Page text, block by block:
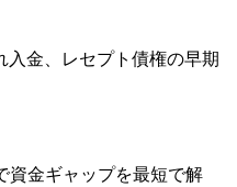
入金、レセプト債権の早期
資金ギャップを最短で解